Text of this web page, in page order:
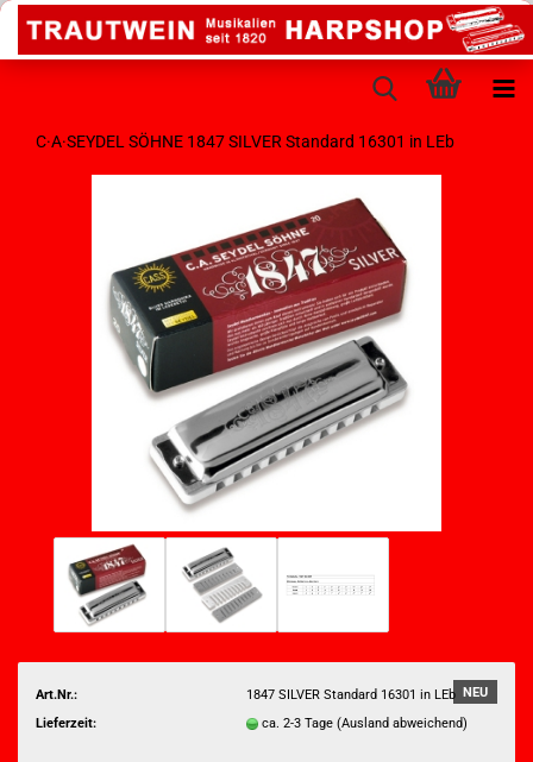
C·A·SEYDEL SÖHNE 1847 SILVER Standard 16301 in LEb
NEU
Art.Nr.:
1847 SILVER Standard 16301 in LEb
Lieferzeit:
ca. 2-3 Tage (Ausland abweichend)